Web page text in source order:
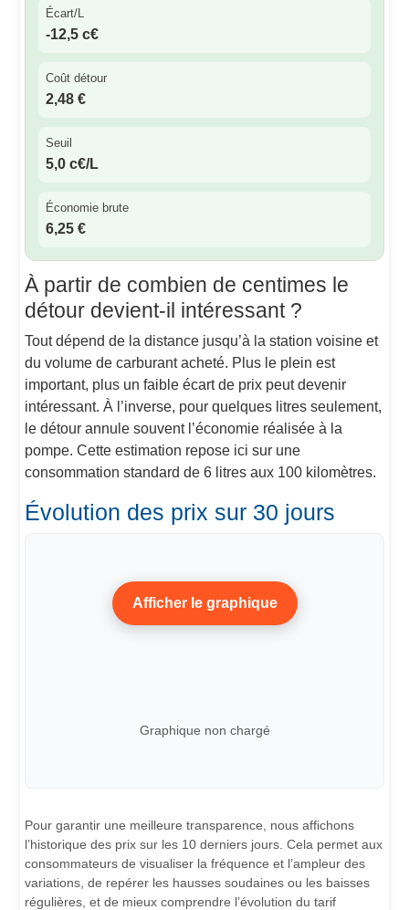
Écart/L
-12,5 c€
Coût détour
2,48 €
Seuil
5,0 c€/L
Économie brute
6,25 €
À partir de combien de centimes le
détour devient-il intéressant ?
Tout dépend de la distance jusqu’à la station voisine et
du volume de carburant acheté. Plus le plein est
important, plus un faible écart de prix peut devenir
intéressant. À l’inverse, pour quelques litres seulement,
le détour annule souvent l’économie réalisée à la
pompe. Cette estimation repose ici sur une
consommation standard de 6 litres aux 100 kilomètres.
Évolution des prix sur 30 jours
Afficher le graphique
Graphique non chargé
Pour garantir une meilleure transparence, nous affichons
l’historique des prix sur les 10 derniers jours. Cela permet aux
consommateurs de visualiser la fréquence et l’ampleur des
variations, de repérer les hausses soudaines ou les baisses
régulières, et de mieux comprendre l’évolution du tarif